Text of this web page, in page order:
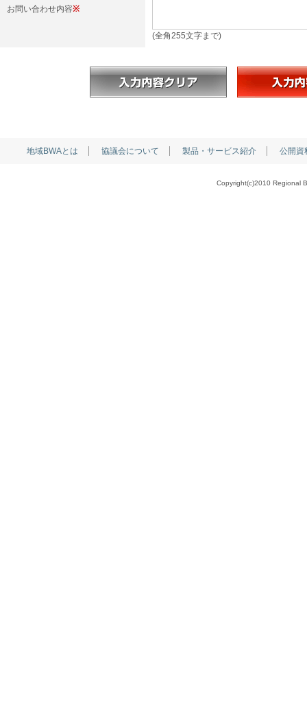
お問い合わせ内容※
(全角255文字まで)
地域BWAとは 協議会について 製品・サービス紹介 公開資
Copyright(c)2010 Regional